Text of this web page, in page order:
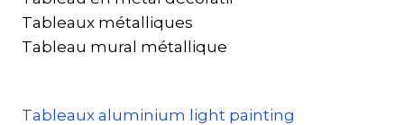
Tableaux métalliques
Tableau mural métallique
Tableaux aluminium light painting